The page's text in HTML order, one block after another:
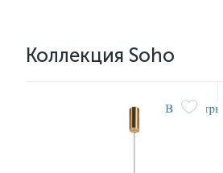
Коллекция Soho